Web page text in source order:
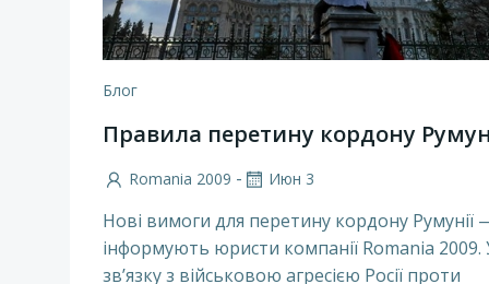
Блог
Правила перетину кордону
Romania 2009 - Июн 3
Нові вимоги для перетину кордону Румунії
інформують юристи компанії Romania 2009.
зв’язку з військовою агресією Росії проти